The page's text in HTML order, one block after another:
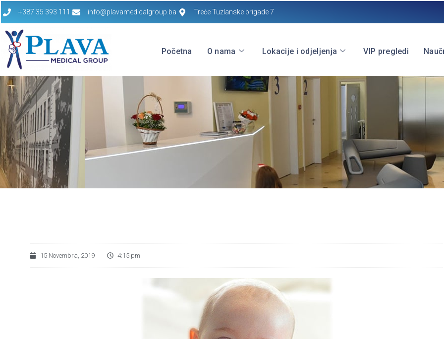
+387 35 393 111 info@plavamedicalgroup.ba Treće Tuzlanske brigade 7
Početna O nama Lokacije i odjeljenja VIP pregledi
15 Novembra, 2019 4:15 pm